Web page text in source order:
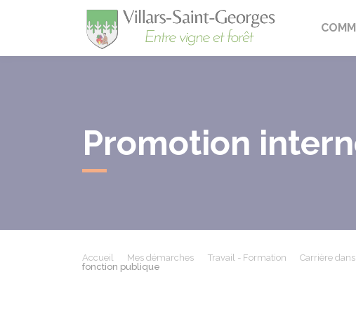
Villars-
Promotion
Accueil Mes démarches Travail - Formation Carrière
fonction publique